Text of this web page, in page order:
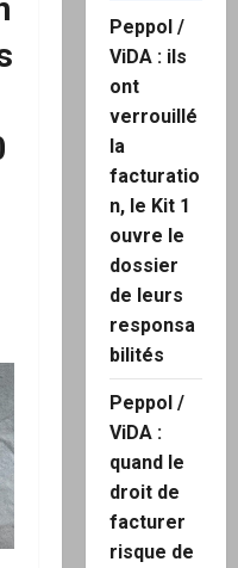
Peppol /
ViDA : ils
ont
verrouillé
la
facturatio
n, le Kit 1
ouvre le
dossier
de leurs
responsa
bilités
Peppol /
ViDA :
quand le
droit de
facturer
risque de